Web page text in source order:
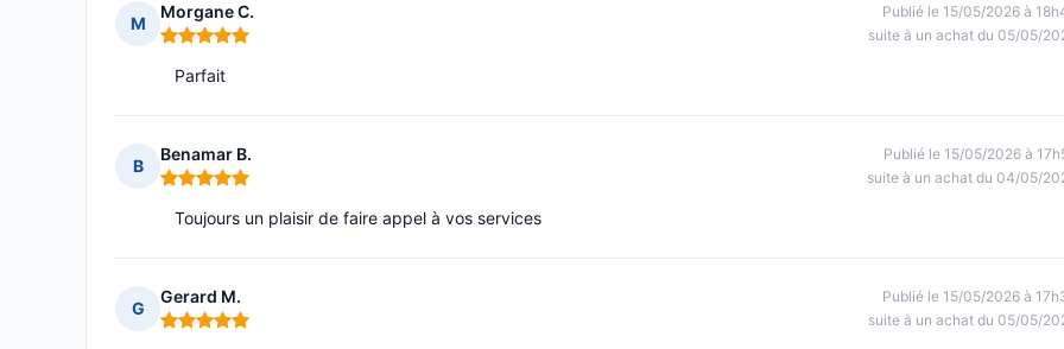
M
Morgane C.
Note : 5 sur 5
Publié le 15/05/2026 à
suite à un achat du 05/05/
Parfait
B
Benamar B.
Note : 5 sur 5
Publié le 15/05/2026 à
suite à un achat du 04/05/
Toujours un plaisir de faire appel à vos services
G
Gerard M.
Note : 5 sur 5
Publié le 15/05/2026 à
suite à un achat du 05/05/